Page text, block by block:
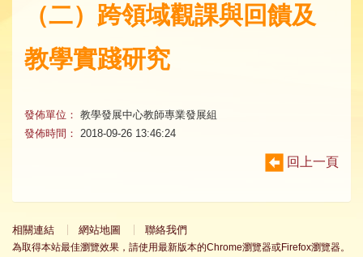
（二）跨領域觀課與回饋及
教學實踐研究
發佈單位： 教學發展中心教師專業發展組
發佈時間：
2018-09-26 13:46:24
回上一頁
相關連結 網站地圖 聯絡我們
為取得本站最佳瀏覽效果，請使用最新版本的Chrome瀏覽器或Firefox瀏覽器。